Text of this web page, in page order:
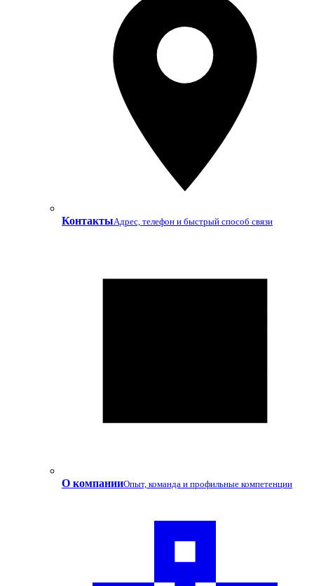
КонтактыАдрес, телефон и быстрый способ связи
О компанииОпыт, команда и профильные компетенции